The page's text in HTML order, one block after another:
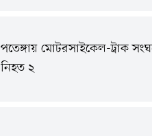
পতেঙ্গায় মোটরসাইকেল-ট্রাক
নিহত ২